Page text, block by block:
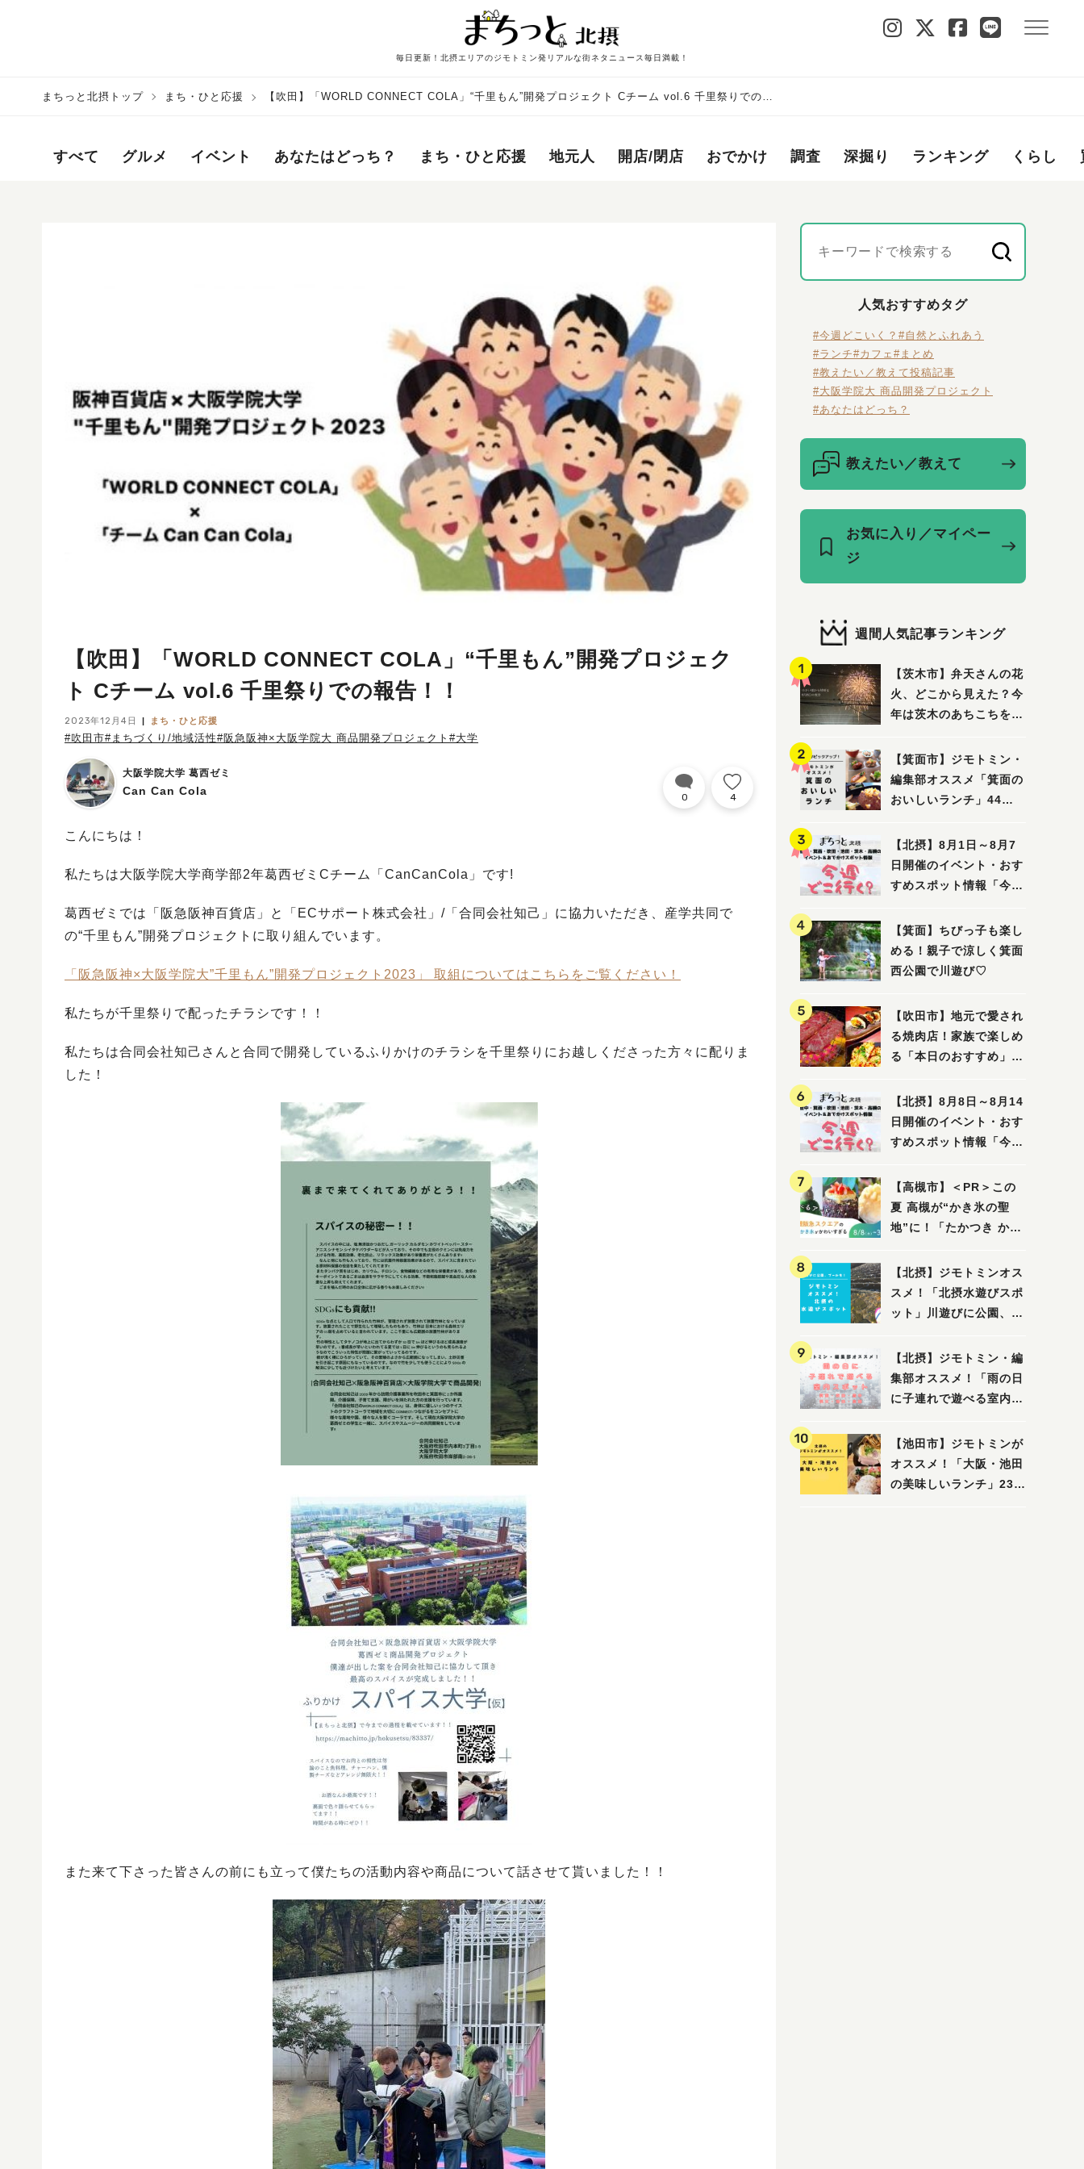
毎日更新！北摂エリアのジモトミン発リアルな街ネタニュース毎日満載！
まちっと北摂トップ まち・ひと応援
【吹田】「WORLD CONNECT COLA」“千里もん”開発プロジェクト Cチーム vol.6 千里祭りでの報
すべて グルメ イベント あなたはどっち？ まち・ひと応援 地元人 開店/閉店 おでかけ 調査 深掘り ランキング くらし
【吹田】「WORLD CONNECT COLA」“千里もん”開発プロジェク
ト Cチーム vol.6 千里祭りでの報告！！
2023年12月4日 まち・ひと応援
#吹田市#まちづくり/地域活性#阪急阪神×大阪学院大 商品開発プロジェクト #大学
大阪学院大学 葛西ゼミ
Can Can Cola 0 4
こんにちは！
私たちは大阪学院大学商学部2年葛西ゼミCチーム「CanCanCola」です!
葛西ゼミでは「阪急阪神百貨店」と「ECサポート株式会社」/「合同会社知己」に協力いただき、産学共同で
の“千里もん”開発プロジェクトに取り組んでいます。
「阪急阪神×大阪学院大”千里もん”開発プロジェクト2023」 取組についてはこちらをご覧ください！
私たちが千里祭りで配ったチラシです！！
私たちは合同会社知己さんと合同で開発しているふりかけのチラシを千里祭りにお越しくださった方々に配りま
した！
また来て下さった皆さんの前にも立って僕たちの活動内容や商品について話させて貰いました！！
人気おすすめタグ
#今週どこいく？ #自然とふれあう
#ランチ#カフェ #まとめ
#教えたい／教えて投稿記事
#大阪学院大 商品開発プロジェクト
#あなたはどっち？
教えたい／教えて
お気に入り／マイペー
ジ
週間人気記事ランキング
【茨木市】弁天さんの花
火、どこから見えた？今
年は茨木のあちこちを巡
【箕面市】ジモトミン・
編集部オススメ「箕面の
おいしいランチ」44
から穴場まで！〜
【北摂】8月1日～8月7
日開催のイベント・おす
すめスポット情報「今週
面・吹田・池田・茨木・
高槻）
【箕面】ちびっ子も楽し
める！親子で涼しく箕面
西公園で川遊び♡
【吹田市】地元で愛され
る焼肉店！家族で楽しめ
る「本日のおすすめ」で
【北摂】8月8日～8月14
日開催のイベント・おす
すめスポット情報「今週
面・吹田・池田・茨木・
高槻）
【高槻市】＜PR＞この
夏 高槻が“かき氷の聖
地”に！「たかつき かき
8日（土）～31日（月）
【北摂】ジモトミンオス
スメ！「北摂水遊びスポ
ット」川遊びに公園、プ
吹田・茨木・高槻）
【北摂】ジモトミン・編
集部オススメ！「雨の日
に子連れで遊べる室内ス
箕面・吹田・豊中・茨
木・池田）
【池田市】ジモトミンが
オススメ！「大阪・池田
の美味しいランチ」23